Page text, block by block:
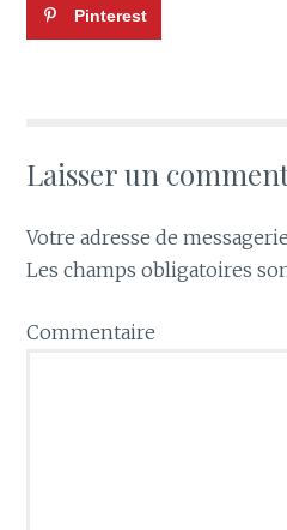
Pinterest
Laisser un
Votre adresse de
Les champs obligatoires
Commentaire